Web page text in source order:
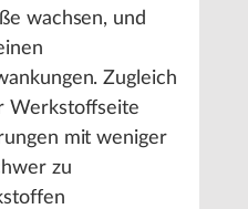
wachsen, und
Zugleich
Werkstoffseite
mit weniger
zu